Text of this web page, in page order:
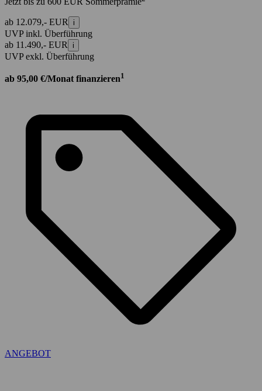
ab 12.079,- EUR i
UVP inkl. Überführung
ab 11.490,- EUR
i
UVP exkl. Überführung
ab 95,00 €/Monat finanzieren1
ANGEBOT